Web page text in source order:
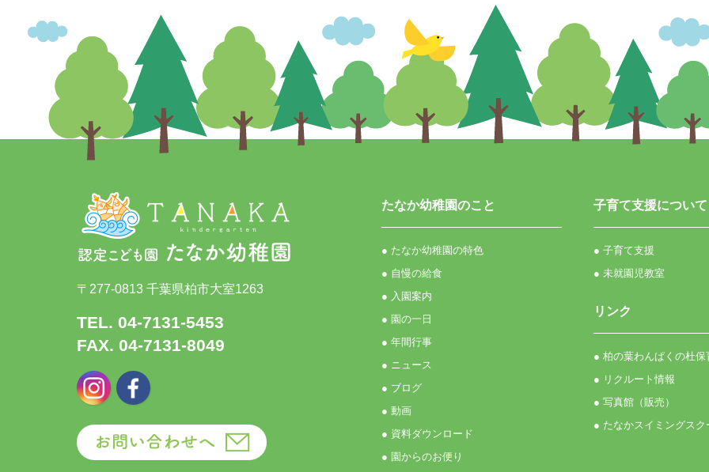
たなか幼稚園のこと
● たなか幼稚園の特色
● 自慢の給食
● 入園案内
● 園の一日
● 年間行事
● ニュース
● ブログ
● 動画
● 資料ダウンロード
● 園からのお便り
子育て支援について
● 子育て支援
● 未就園児教室
リンク
● 柏の葉わんぱくの杜保
● リクルート情報
● 写真館（販売）
● たなかスイミングスク
〒277-0813 千葉県柏市大室1263
TEL. 04-7131-5453
FAX. 04-7131-8049